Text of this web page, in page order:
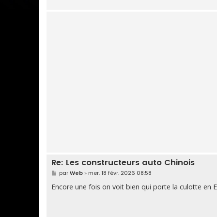
Re: Les constructeurs auto Chinois
M
e
s
s
parWeb» mer. 18 févr. 2026 08:58
Encore une fois on voit bien qui porte la culotte en